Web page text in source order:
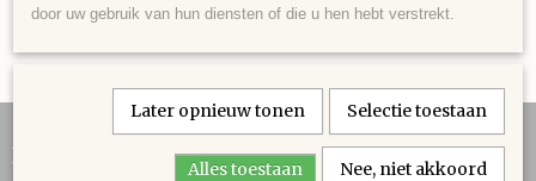
Informatie
door uw gebruik van hun diensten of die u hen hebt verstrekt.
Later opnieuw tonen Selectie toestaan
Alles toestaan Nee, niet akkoord